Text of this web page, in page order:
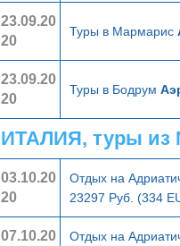
23.09.20
20
Туры в Мармарис
23.09.20
20
Туры в Бодрум
ИТАЛИЯ, туры из
03.10.20
20
Отдых на
23297 Руб. (334
07.10.20
Отдых на